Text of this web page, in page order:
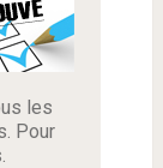
les
Pour